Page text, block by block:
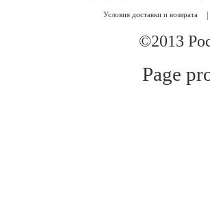
Условия доставки и возврата
©2013
Page